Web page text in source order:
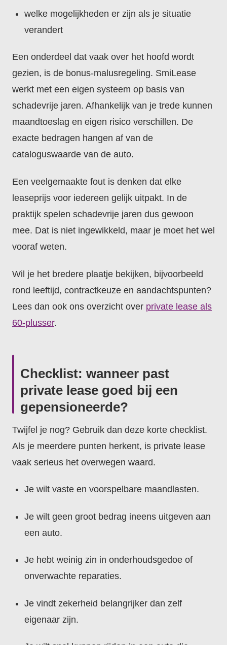
welke mogelijkheden er zijn als je situatie
verandert
Een onderdeel dat vaak over het hoofd wordt
gezien, is de bonus-malusregeling. SmiLease
werkt met een eigen systeem op basis van
schadevrije jaren. Afhankelijk van je trede kunnen
maandtoeslag en eigen risico verschillen. De
exacte bedragen hangen af van de
cataloguswaarde van de auto.
Een veelgemaakte fout is denken dat elke
leaseprijs voor iedereen gelijk uitpakt. In de
praktijk spelen schadevrije jaren dus gewoon
mee. Dat is niet ingewikkeld, maar je moet het wel
vooraf weten.
Wil je het bredere plaatje bekijken, bijvoorbeeld
rond leeftijd, contractkeuze en aandachtspunten?
Lees dan ook ons overzicht over private lease als
60-plusser.
Checklist: wanneer past
private lease goed bij een
gepensioneerde?
Twijfel je nog? Gebruik dan deze korte checklist.
Als je meerdere punten herkent, is private lease
vaak serieus het overwegen waard.
Je wilt vaste en voorspelbare maandlasten.
Je wilt geen groot bedrag ineens uitgeven aan
een auto.
Je hebt weinig zin in onderhoudsgedoe of
onverwachte reparaties.
Je vindt zekerheid belangrijker dan zelf
eigenaar zijn.